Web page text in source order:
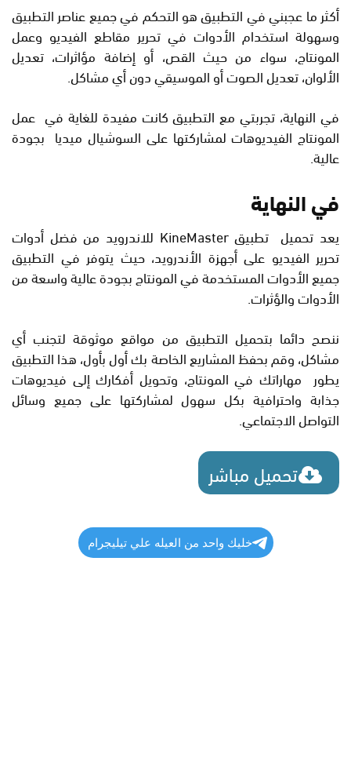
أكثر ما عجبني في التطبيق هو التحكم في جميع عناصر التطبيق
وسهولة استخدام الأدوات في تحرير مقاطع الفيديو وعمل
المونتاج، سواء من حيث القص، أو إضافة مؤاثرات، تعديل
الألوان، تعديل الصوت أو الموسيقي دون أي مشاكل.
في النهاية، تجربتي مع التطبيق كانت مفيدة للغاية في عمل
المونتاج الفيديوهات لمشاركتها على السوشيال ميديا بجودة
عالية.
في النهاية
يعد تحميل تطبيق KineMaster للاندرويد من فضل أدوات
تحرير الفيديو على أجهزة الأندرويد، حيث يتوفر في التطبيق
جميع الأدوات المستخدمة في المونتاج بجودة عالية واسعة من
الأدوات والؤثرات.
ننصح دائما بتحميل التطبيق من مواقع موثوقة لتجنب أي
مشاكل، وقم بحفظ المشاريع الخاصة بك أول بأول، هذا التطبيق
يطور مهاراتك في المونتاج، وتحويل أفكارك إلى فيديوهات
جذابة واحترافية بكل سهول لمشاركتها على جميع وسائل
التواصل الاجتماعي.
تحميل مباشر
خليك واحد من العيله علي تيليجرام